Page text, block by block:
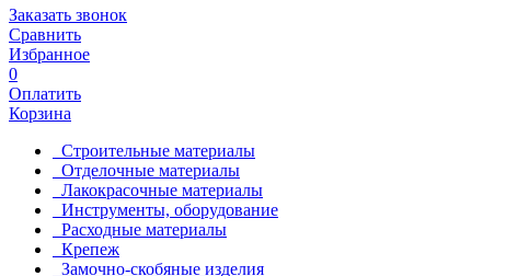
Заказать звонок
Сравнить
Избранное
0
Оплатить
Корзина
Строительные материалы
Отделочные материалы
Лакокрасочные материалы
Инструменты, оборудование
Расходные материалы
Крепеж
Замочно-скобяные изделия